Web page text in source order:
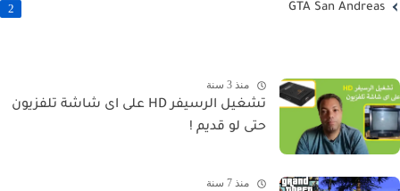
GTA San Andreas
2
منذ 3 سنة
تشغيل الرسيفر HD على اى شاشة تلفزيون
حتى لو قديم !
منذ 7 سنة